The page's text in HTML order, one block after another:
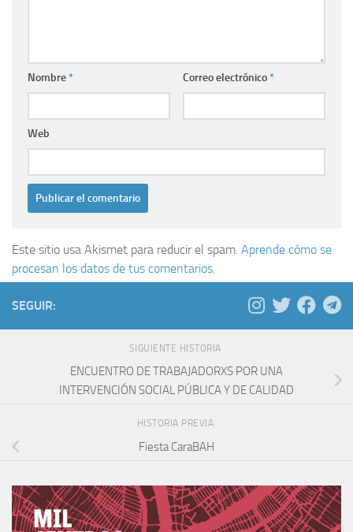
Nombre* Correo electrónico*
Web
Este sitio usa Akismet para reducir el spam. Aprende cómo se
procesan los datos de tus comentarios.
SEGUIR:
SIGUIENTE HISTORIA
ENCUENTRO DE TRABAJADORXS POR UNA
INTERVENCIÓN SOCIAL PÚBLICA Y DE CALIDAD
HISTORIA PREVIA
Fiesta CaraBAH